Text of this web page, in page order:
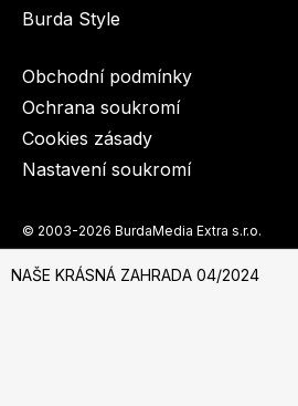
NAŠE KRÁSNÁ ZAHRADA 04/2024
Burda Style
Obchodní podmínky
Ochrana soukromí
Cookies zásady
Nastavení soukromí
© 2003-2026 BurdaMedia Extra s.r.o.